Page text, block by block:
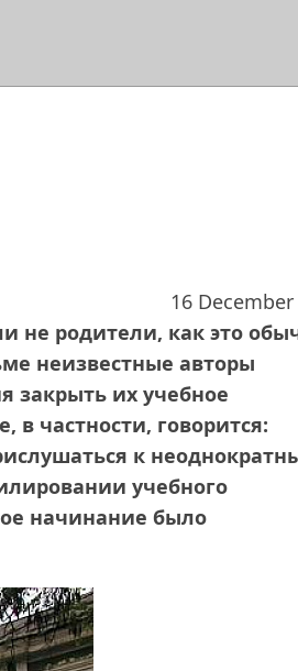
16
не родители, как это
неизвестные авторы
закрыть их учебное
частности, говорится:
к
учебного
начинание было